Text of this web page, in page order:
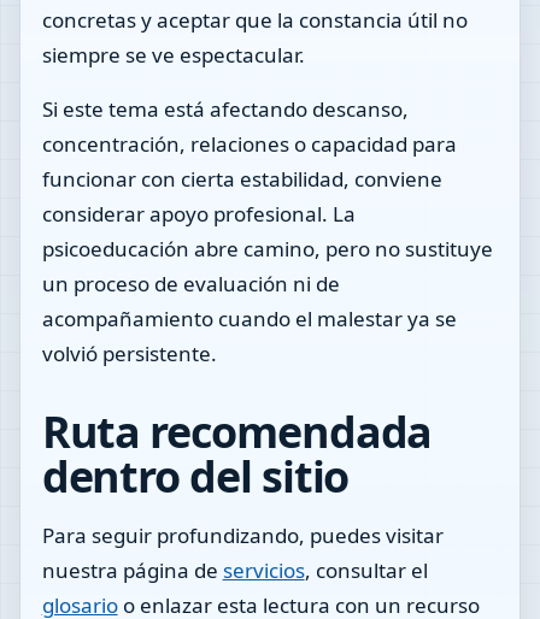
concretas y aceptar que la constancia útil no
siempre se ve espectacular.
Si este tema está afectando descanso,
concentración, relaciones o capacidad para
funcionar con cierta estabilidad, conviene
considerar apoyo profesional. La
psicoeducación abre camino, pero no sustituye
un proceso de evaluación ni de
acompañamiento cuando el malestar ya se
volvió persistente.
Ruta recomendada
dentro del sitio
Para seguir profundizando, puedes visitar
nuestra página de servicios, consultar el
glosarioo enlazar esta lectura con un recurso